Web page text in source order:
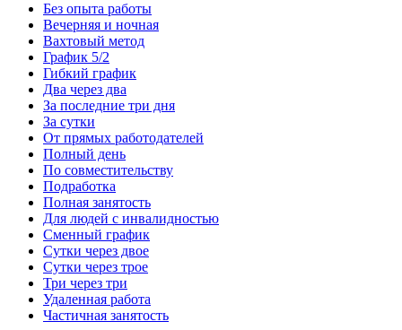
Без опыта работы
Вечерняя и ночная
Вахтовый метод
График 5/2
Гибкий график
Два через два
За последние три дня
За сутки
От прямых работодателей
Полный день
По совместительству
Подработка
Полная занятость
Для людей с инвалидностью
Сменный график
Сутки через двое
Сутки через трое
Три через три
Удаленная работа
Частичная занятость